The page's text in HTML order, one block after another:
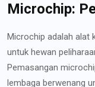
Microchip:
Microchip adalah alat
untuk hewan
Pemasangan
lembaga berwenang